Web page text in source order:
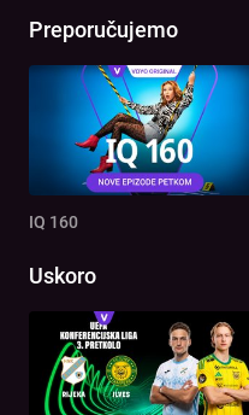
Preporučujemo
IQ 160
Uskoro